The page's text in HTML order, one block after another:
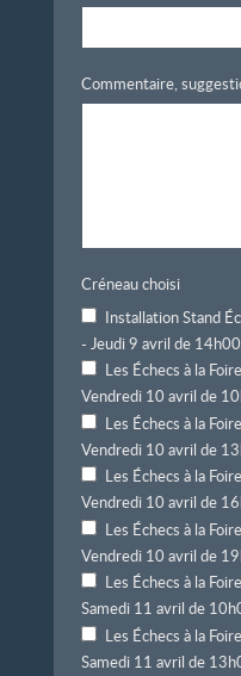
Commentaire,
Créneau choisi
Installation Stand
- Jeudi 9 avril de
Les Échecs à la
Vendredi 10 avril de
Les Échecs à la
Vendredi 10 avril de
Les Échecs à la
Vendredi 10 avril de
Les Échecs à la
Vendredi 10 avril de
Les Échecs à la
Samedi 11 avril de
Les Échecs à la
Samedi 11 avril de